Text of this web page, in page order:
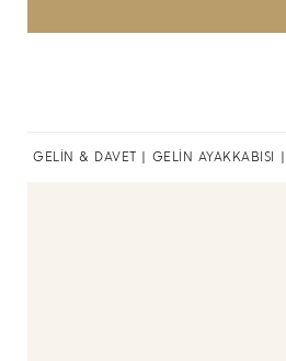
GELİN & DAVET GELİN AYAKKABISI